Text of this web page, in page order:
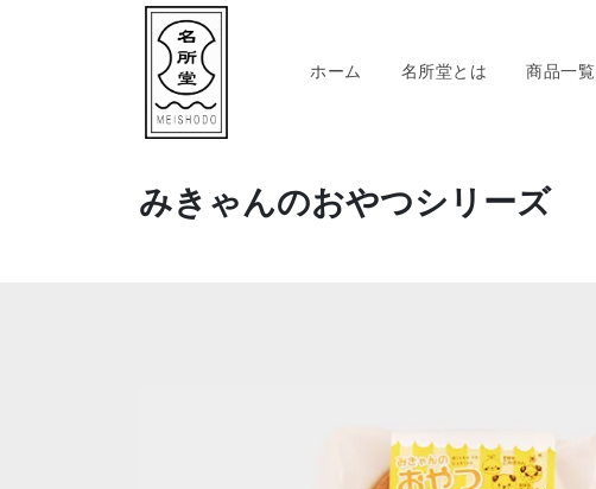
ホーム 名所堂とは 商品一覧
みきゃんのおやつシリーズ